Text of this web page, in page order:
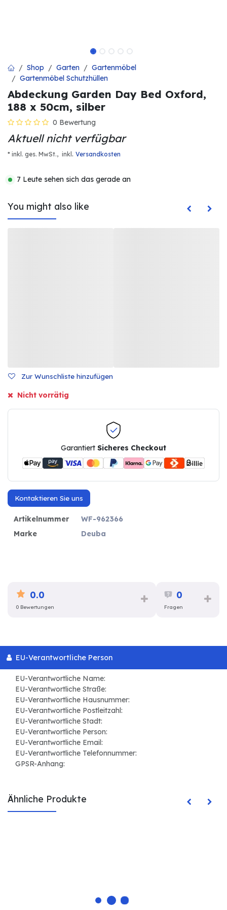
Shop Garten
Gartenmöbel
Gartenmöbel Schutzhüllen
Abdeckung Garden Day Bed Oxford,
188 x 50cm, silber
0 Bewertung
Aktuell nicht verfügbar
* inkl. ges. MwSt., inkl . Versandkosten
7 Leute sehen sich das gerade an
You might also like
Zur Wunschliste hinzufügen
Nicht vorrätig
Garantiert Sicheres Checkout
Kontaktieren Sie uns
Artikelnummer
WF-962366
Marke
Deuba
0.0
0 Bewertungen
0
Fragen
EU-Verantwortliche Person
EU-Verantwortliche Name:
EU-Verantwortliche Straße:
EU-Verantwortliche Hausnummer:
EU-Verantwortliche Postleitzahl:
EU-Verantwortliche Stadt:
EU-Verantwortliche Person:
EU-Verantwortliche Email:
EU-Verantwortliche Telefonnummer:
GPSR-Anhang:
Ähnliche Produkte